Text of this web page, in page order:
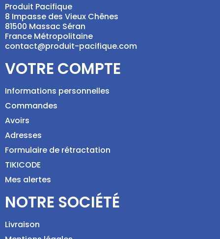
Produit Pacifique
8 Impasse des Vieux Chênes
81500 Massac Séran
France Métropolitaine
contact@produit-pacifique.com
VOTRE COMPTE
Informations personnelles
Commandes
Avoirs
Adresses
Formulaire de rétractation
TIKICODE
Mes alertes
NOTRE SOCIÉTÉ
Livraison